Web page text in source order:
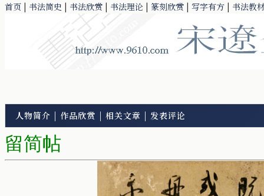
首页 | 书法简史 | 书法欣赏 | 书法理论 | 篆刻欣赏 | 写字有方 | 书法教
人物简介 | 作品欣赏 | 相关文章 | 发表评论
留简帖